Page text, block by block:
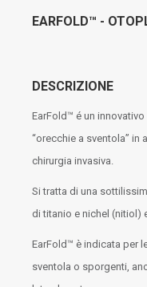
EARFOLD™ -
DESCRIZIONE
EarFold™ é un
“orecchie a sventola” in
chirurgia invasiva.
Si tratta di una
di titanio e nichel (nitiol)
EarFold™ è indicata per
sventola o sporgenti,